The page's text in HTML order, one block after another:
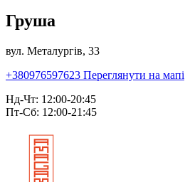
Груша
вул. Металургів, 33
+380976597623 Переглянути на мапі
Нд-Чт: 12:00-20:45
Пт-Сб: 12:00-21:45